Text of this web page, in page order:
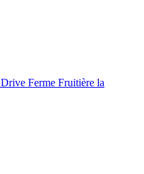
Drive Ferme Fruitière la